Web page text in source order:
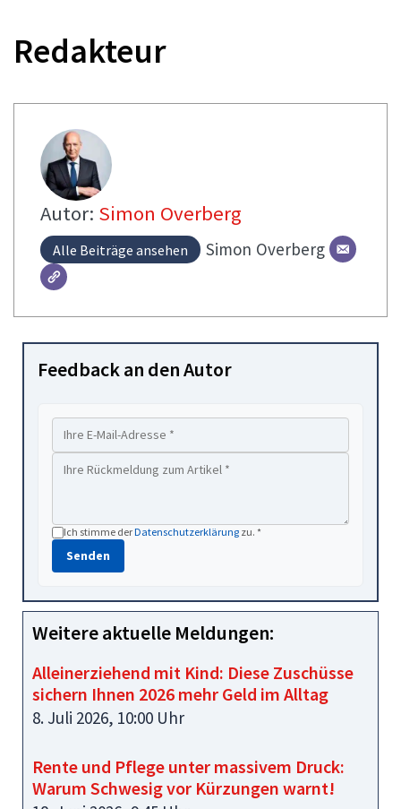
Redakteur
Autor: Simon Overberg
Alle Beiträge ansehen Simon Overberg
Feedback an den Autor
Ich stimme derDatenschutzerklärung zu. *
Senden
Weitere aktuelle Meldungen:
Alleinerziehend mit Kind: Diese Zuschüsse
sichern Ihnen 2026 mehr Geld im Alltag
8. Juli 2026, 10:00 Uhr
Rente und Pflege unter massivem Druck:
Warum Schwesig vor Kürzungen warnt!